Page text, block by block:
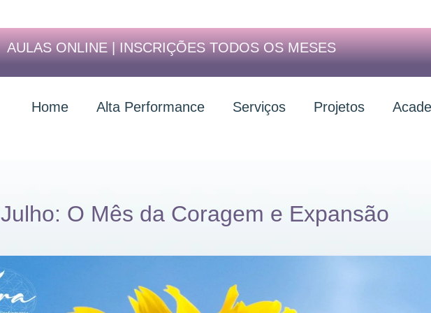
AULAS ONLINE | INSCRIÇÕES TODOS OS MESES
Home Alta Performance Serviços Projetos
Julho: O Mês da Coragem e Expansão